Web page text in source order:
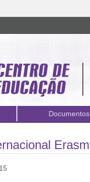
Documentos